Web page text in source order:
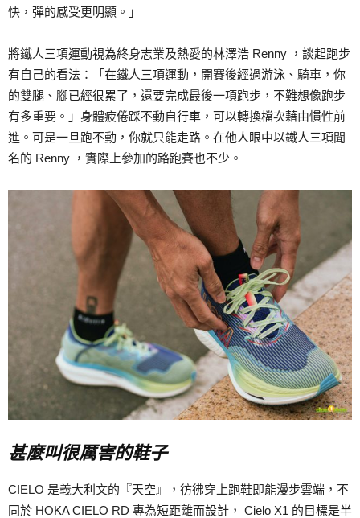
快，彈的感受更明顯。」
將鐵人三項運動視為終身志業及熱愛的林澤浩 Renny ，談起跑步
有自己的看法：「在鐵人三項運動，開賽後經過游泳、騎車，你
的雙腿、腳已經很累了，還要完成最後一項跑步，不難想像跑步
有多重要。」身體疲倦踩不動自行車，可以轉換檔次藉由慣性前
進。可是一旦跑不動，你就只能走路。在他人眼中以鐵人三項聞
名的 Renny ，實際上參加的路跑賽也不少。
甚麼叫很厲害的鞋子
CIELO 是義大利文的『天空』，彷彿穿上跑鞋即能漫步雲端，不
同於 HOKA CIELO RD 專為短距離而設計， Cielo X1 的目標是半